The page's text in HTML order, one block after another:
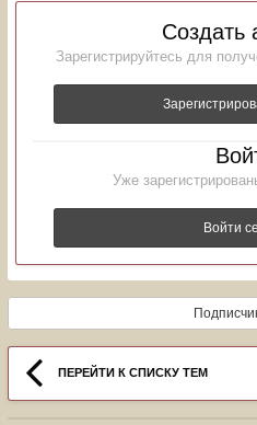
Создать
Зарегистрируйтесь для
Уже
Войти
ПЕРЕЙТИ К СПИСКУ ТЕМ